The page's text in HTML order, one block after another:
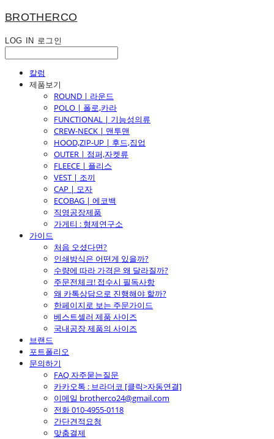
BROTHERCO
LOG IN 로그인
칼럼
제품보기
ROUND | 라운드
POLO | 폴로,카라
FUNCTIONAL | 기능성의류
CREW-NECK | 맨투맨
HOOD,ZIP-UP | 후드,집업
OUTER | 점퍼,자켓류
FLEECE | 플리스
VEST | 조끼
CAP | 모자
ECOBAG | 에코백
직영공장제품
가게티 : 형제연구소
가이드
처음 오셨다면?
인쇄방식은 어떤게 있을까?
수량에 따라 가격은 왜 달라질까?
주문전체크! 접수시 필독사항
왜 카톡상담으로 진행해야 할까?
한페이지로 보는 주문가이드
베스트셀러 제품 사이즈
국내공장 제품의 사이즈
브랜드
포트폴리오
문의하기
FAQ 자주묻는질문
카카오톡 : 브라더코 [클릭>자동연결]
이메일 brotherco24@gmail.com
전화 010-4955-0118
간단견적요청
맞춤결제